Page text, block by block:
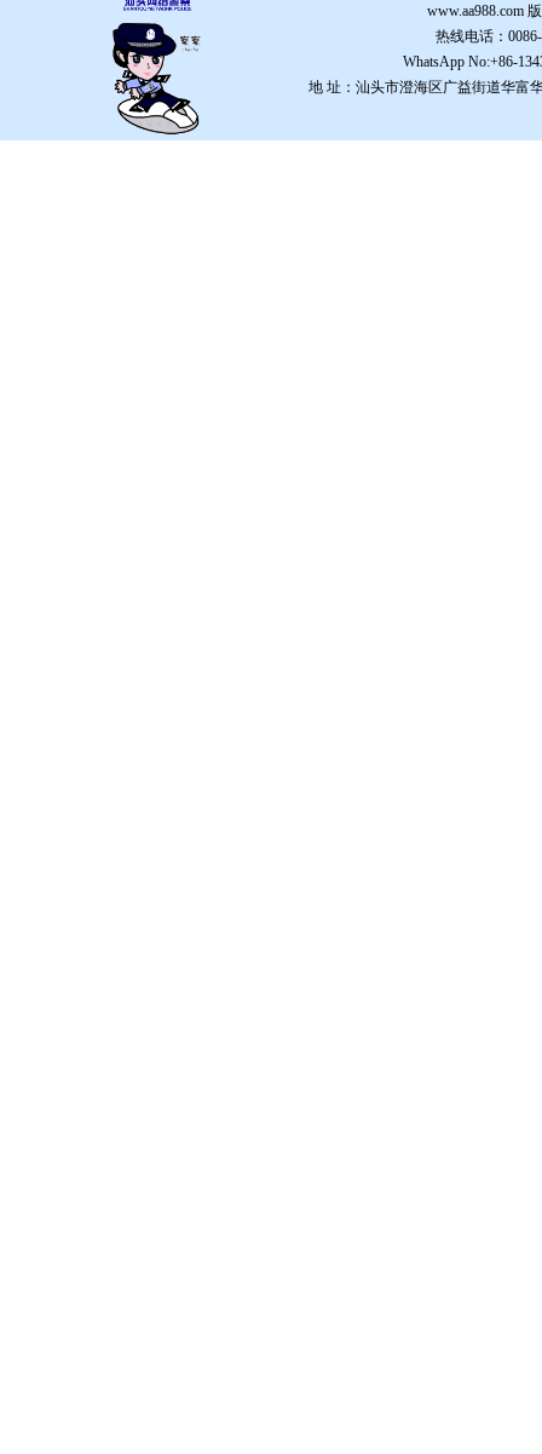
www.aa988.com
热线电话：0086-
WhatsApp No:+86-
地 址：汕头市澄海区广益街道华富